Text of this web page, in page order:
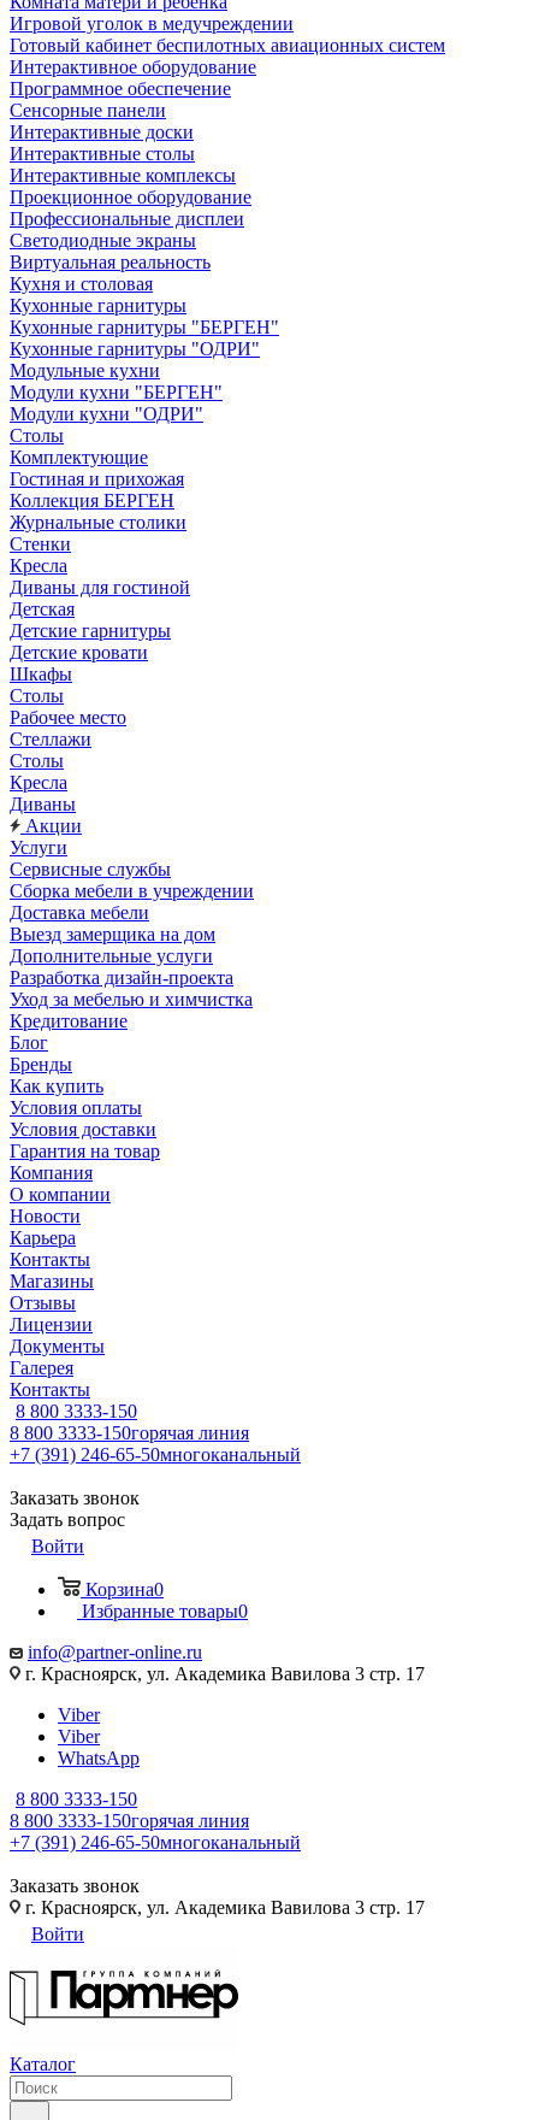
Игровой уголок в медучреждении
Готовый кабинет беспилотных авиационных систем
Интерактивное оборудование
Программное обеспечение
Сенсорные панели
Интерактивные доски
Интерактивные столы
Интерактивные комплексы
Проекционное оборудование
Профессиональные дисплеи
Светодиодные экраны
Виртуальная реальность
Кухня и столовая
Кухонные гарнитуры
Кухонные гарнитуры "БЕРГЕН"
Кухонные гарнитуры "ОДРИ"
Модульные кухни
Модули кухни "БЕРГЕН"
Модули кухни "ОДРИ"
Столы
Комплектующие
Гостиная и прихожая
Коллекция БЕРГЕН
Журнальные столики
Стенки
Кресла
Диваны для гостиной
Детская
Детские гарнитуры
Детские кровати
Шкафы
Столы
Рабочее место
Стеллажи
Столы
Кресла
Диваны
Акции
Услуги
Сервисные службы
Сборка мебели в учреждении
Доставка мебели
Выезд замерщика на дом
Дополнительные услуги
Разработка дизайн-проекта
Уход за мебелью и химчистка
Кредитование
Блог
Бренды
Как купить
Условия оплаты
Условия доставки
Гарантия на товар
Компания
О компании
Новости
Карьера
Контакты
Магазины
Отзывы
Лицензии
Документы
Галерея
Контакты
8 800 3333-150
8 800 3333-150горячая линия
+7 (391) 246-65-50многоканальный
Заказать звонок
Задать вопрос
Войти
Корзина0
Избранные товары0
info@partner-online.ru
г. Красноярск, ул. Академика Вавилова 3 стр. 17
Viber
Viber
WhatsApp
8 800 3333-150
8 800 3333-150горячая линия
+7 (391) 246-65-50многоканальный
Заказать звонок
г. Красноярск, ул. Академика Вавилова 3 стр. 17
Войти
Каталог